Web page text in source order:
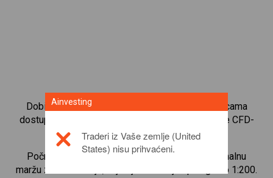
Dobijte trenutni pristup najpopularnijim obveznicama
dostupnim izravno na našoj platformi za trgovanje CFD-
ovima.
Počnite trgovati CFD-ovima naTHETA
uz minimalnu
maržu za održavanje, najbolje izvršenje i polugu do 1:200.
Ainvesting
Traderi iz Vaše zemlje (United
States) nisu prihvaćeni.